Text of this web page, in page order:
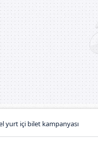
yurt içi bilet kampanyası